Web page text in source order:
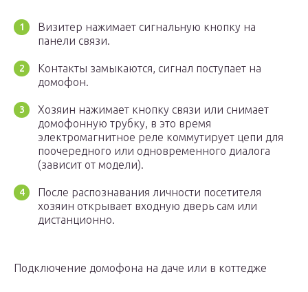
Визитер нажимает сигнальную кнопку на
панели связи.
Контакты замыкаются, сигнал поступает на
домофон.
Хозяин нажимает кнопку связи или снимает
домофонную трубку, в это время
электромагнитное реле коммутирует цепи для
поочередного или одновременного диалога
(зависит от модели).
После распознавания личности посетителя
хозяин открывает входную дверь сам или
дистанционно.
Подключение домофона на даче или в коттедже